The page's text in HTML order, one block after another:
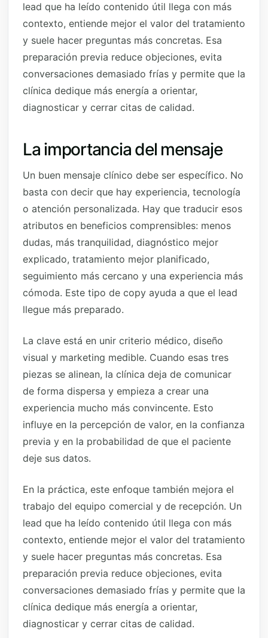
lead que ha leído contenido útil llega con más
contexto, entiende mejor el valor del tratamiento
y suele hacer preguntas más concretas. Esa
preparación previa reduce objeciones, evita
conversaciones demasiado frías y permite que la
clínica dedique más energía a orientar,
diagnosticar y cerrar citas de calidad.
La importancia del mensaje
Un buen mensaje clínico debe ser específico. No
basta con decir que hay experiencia, tecnología
o atención personalizada. Hay que traducir esos
atributos en beneficios comprensibles: menos
dudas, más tranquilidad, diagnóstico mejor
explicado, tratamiento mejor planificado,
seguimiento más cercano y una experiencia más
cómoda. Este tipo de copy ayuda a que el lead
llegue más preparado.
La clave está en unir criterio médico, diseño
visual y marketing medible. Cuando esas tres
piezas se alinean, la clínica deja de comunicar
de forma dispersa y empieza a crear una
experiencia mucho más convincente. Esto
influye en la percepción de valor, en la confianza
previa y en la probabilidad de que el paciente
deje sus datos.
En la práctica, este enfoque también mejora el
trabajo del equipo comercial y de recepción. Un
lead que ha leído contenido útil llega con más
contexto, entiende mejor el valor del tratamiento
y suele hacer preguntas más concretas. Esa
preparación previa reduce objeciones, evita
conversaciones demasiado frías y permite que la
clínica dedique más energía a orientar,
diagnosticar y cerrar citas de calidad.